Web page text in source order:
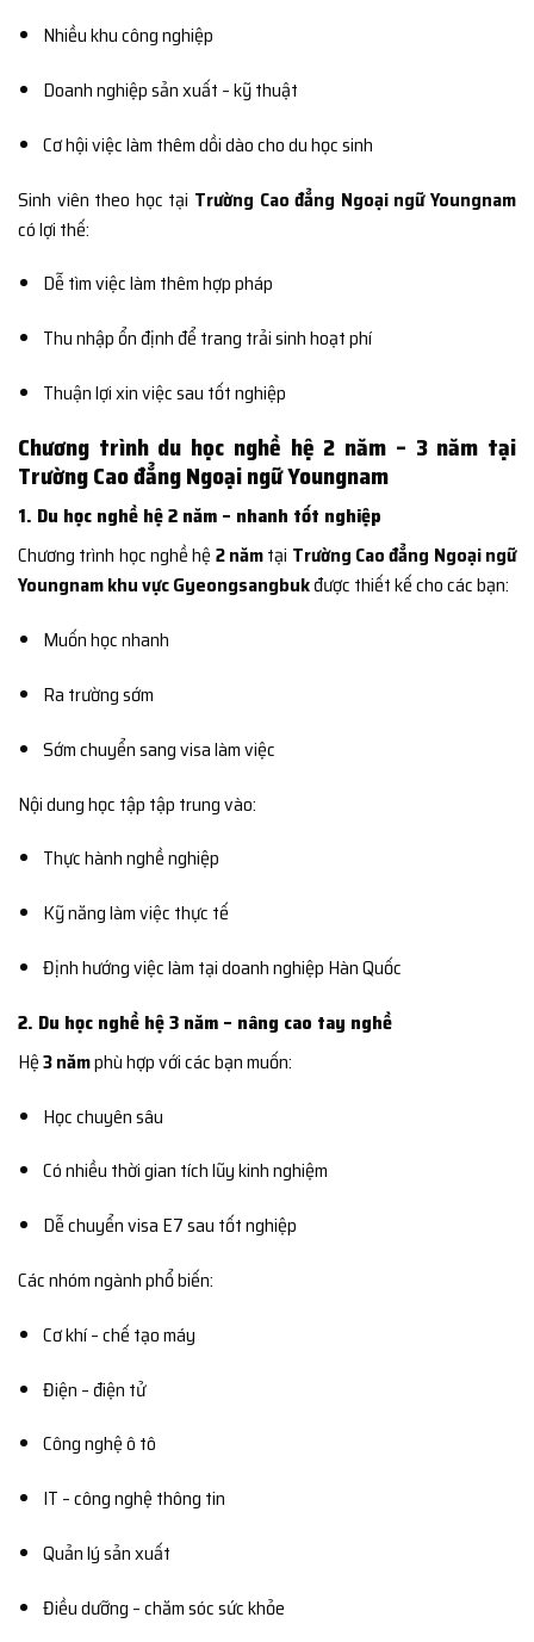
Nhiều khu công nghiệp
Doanh nghiệp sản xuất – kỹ thuật
Cơ hội việc làm thêm dồi dào cho du học sinh
Sinh viên theo học tại Trường Cao đẳng Ngoại ngữ Youngnam
có lợi thế:
Dễ tìm việc làm thêm hợp pháp
Thu nhập ổn định để trang trải sinh hoạt phí
Thuận lợi xin việc sau tốt nghiệp
Chương trình du học nghề hệ 2 năm – 3 năm tại
Trường Cao đẳng Ngoại ngữ Youngnam
1. Du học nghề hệ 2 năm – nhanh tốt nghiệp
Chương trình học nghề hệ 2 nămtại Trường Cao đẳng Ngoại ngữ
Youngnam khu vực Gyeongsangbukđược thiết kế cho các bạn:
Muốn học nhanh
Ra trường sớm
Sớm chuyển sang visa làm việc
Nội dung học tập tập trung vào:
Thực hành nghề nghiệp
Kỹ năng làm việc thực tế
Định hướng việc làm tại doanh nghiệp Hàn Quốc
2. Du học nghề hệ 3 năm – nâng cao tay nghề
Hệ3 nămphù hợp với các bạn muốn:
Học chuyên sâu
Có nhiều thời gian tích lũy kinh nghiệm
Dễ chuyển visa E7 sau tốt nghiệp
Các nhóm ngành phổ biến:
Cơ khí – chế tạo máy
Điện – điện tử
Công nghệ ô tô
IT – công nghệ thông tin
Quản lý sản xuất
Điều dưỡng – chăm sóc sức khỏe